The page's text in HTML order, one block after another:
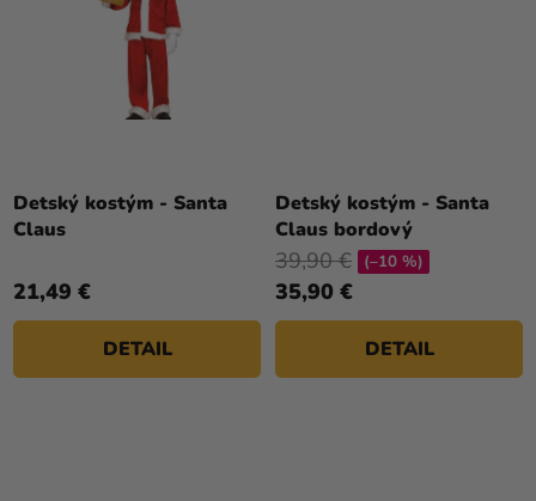
Detský kostým - Santa
Claus
21,49 €
DETAIL
Detský kostým - Santa
Claus bordový
35,90 €
39,90 € (–10 %)
DETAIL